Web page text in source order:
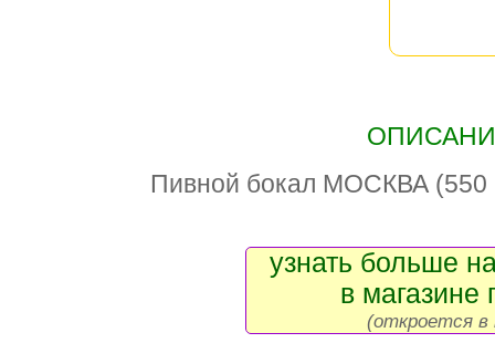
Пивной бокал МОСКВА (550
узнать больше
в магазине
(откроется в